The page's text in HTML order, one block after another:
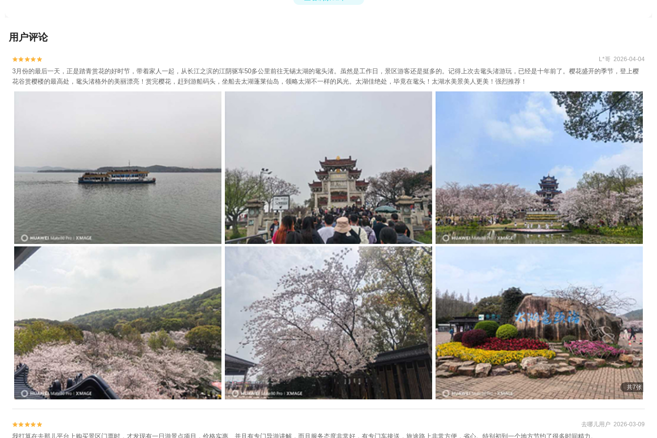
用户评论

 L*哥 2026-04-04
3月份的最后一天，正是踏青赏花的好时节，带着家人一起，从长江之滨的江阴驱车50多公里前往无锡太湖的鼋头渚。虽然是工作日，景区游客还是挺多的。记得上次去鼋头渚游玩，已经是十年前了。樱花盛开的季节，登上樱
花谷赏樱楼的最高处，鼋头渚格外的美丽漂亮！赏完樱花，赶到游船码头，坐船去太湖蓬莱仙岛，领略太湖不一样的风光。太湖佳绝处，毕竟在鼋头！太湖水美景美人更美！强烈推荐！
共7张

 去哪儿用户 2026-03-09
我打算在去那儿平台上购买景区门票时，才发现有一日游景点项目，价格实惠、并且有专门导游讲解，而且服务态度非常好，有专门车接送，旅途路上非常方便，省心。特别初到一个地方节约了很多时间精力。